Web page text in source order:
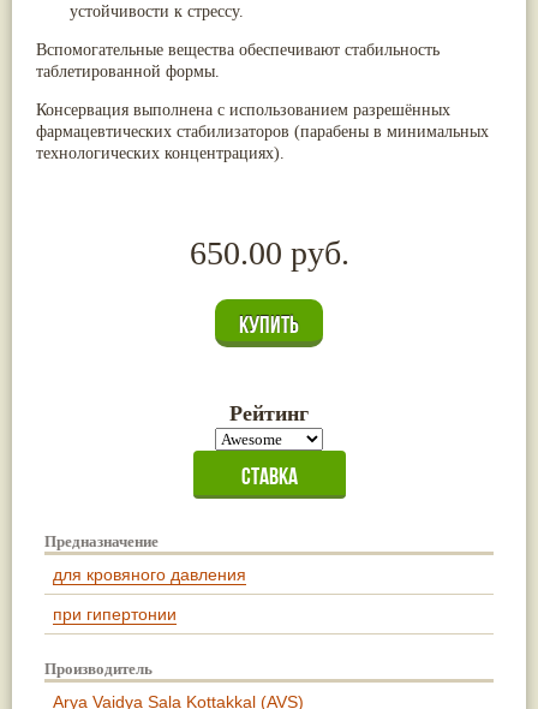
устойчивости к стрессу.
Вспомогательные вещества обеспечивают стабильность
таблетированной формы.
Консервация выполнена с использованием разрешённых
фармацевтических стабилизаторов (парабены в минимальных
технологических концентрациях).
650.00 руб.
Рейтинг
Предназначение
для кровяного давления
при гипертонии
Производитель
Arya Vaidya Sala Kottakkal (AVS)